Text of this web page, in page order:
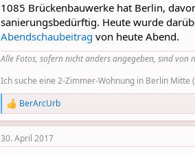
i
o
n
s
:
1085 Brückenbauwerke hat Berlin,
sanierungsbedürftig. Heute wurde
Abendschaubeitrag von heute Abend.
Alle Fotos, sofern nicht anders angegeben, sind
Ich suche eine 2-Zimmer-Wohnung in Berlin
R
e
a
c
BerArcUrb
30. April 2017